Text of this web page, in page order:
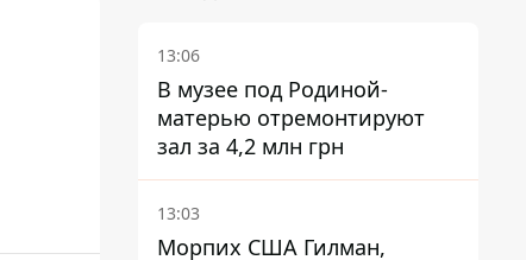
13:06
В музее под Родиной-
матерью отремонтируют
зал за 4,2 млн грн
13:03
Морпих США Гилман,